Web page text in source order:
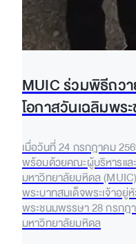
MUIC ร่วมพิธีถว
โอกาสวันเฉลิมพร
เมื่อวันที่ 24 กรกฎาคม
พร้อมด้วยคณะผู้บริหารแล
มหาวิทยาลัยมหิดล
พระบาทสมเด็จพระเจ้าอยู่
พระชนมพรรษา 28 กรก
มหาวิทยาลัยมหิดล